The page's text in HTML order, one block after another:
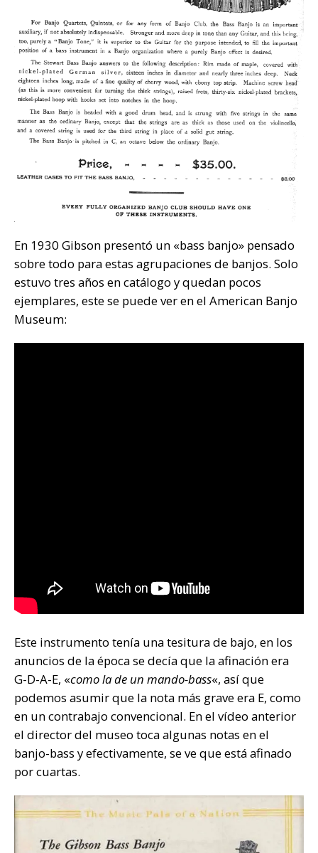
En 1930 Gibson presentó un «bass banjo» pensado
sobre todo para estas agrupaciones de banjos. Solo
estuvo tres años en catálogo y quedan pocos
ejemplares, este se puede ver en el American Banjo
Museum:
Este instrumento tenía una tesitura de bajo, en los
anuncios de la época se decía que la afinación era
G-D-A-E, «como la de un mando-bass«, así que
podemos asumir que la nota más grave era E, como
en un contrabajo convencional. En el vídeo anterior
el director del museo toca algunas notas en el
banjo-bass y efectivamente, se ve que está afinado
por cuartas.